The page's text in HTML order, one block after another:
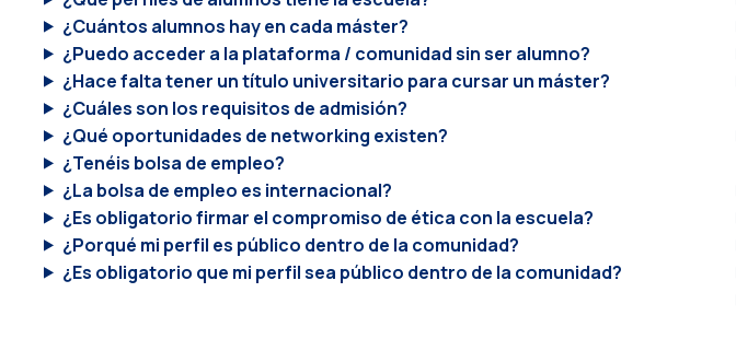
¿Cuántos alumnos hay en cada máster?
¿Puedo acceder a la plataforma / comunidad sin ser alumno?
¿Hace falta tener un título universitario para cursar un máster?
¿Cuáles son los requisitos de admisión?
¿Qué oportunidades de networking existen?
¿Tenéis bolsa de empleo?
¿La bolsa de empleo es internacional?
¿Es obligatorio firmar el compromiso de ética con la escuela?
¿Porqué mi perfil es público dentro de la comunidad?
¿Es obligatorio que mi perfil sea público dentro de la comunidad?